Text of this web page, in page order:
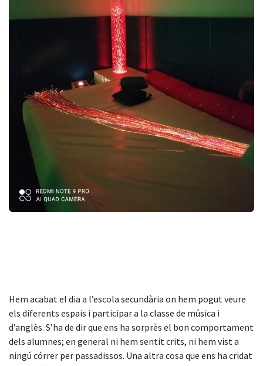
Hem acabat el dia a l’escola secundària on hem pogut veure
els diferents espais i participar a la classe de música i
d’anglès. S’ha de dir que ens ha sorprès el bon comportament
dels alumnes; en general ni hem sentit crits, ni hem vist a
ningú córrer per passadissos. Una altra cosa que ens ha cridat